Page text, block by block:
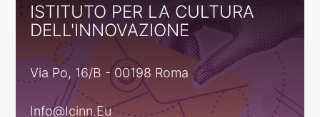
ISTITUTO PER LA CULTURA
DELL'INNOVAZIONE
Via Po, 16/B - 00198 Roma
Info@icinn.eu